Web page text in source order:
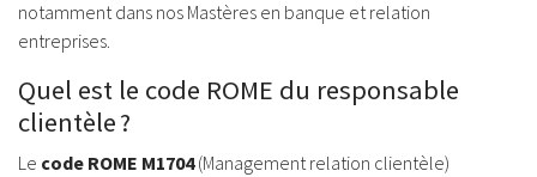
notamment dans nos Mastères en banque et relation
entreprises.
Quel est le code ROME du responsable
clientèle ?
Le code ROME M1704(Management relation clientèle)